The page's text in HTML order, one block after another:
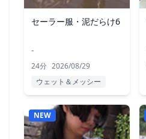
セーラー服・泥だらけ6
-
24分 2026/08/29
ウェット＆メッシー
NEW